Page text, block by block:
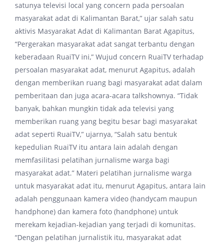
satunya televisi local yang concern pada persoalan
masyarakat adat di Kalimantan Barat,” ujar salah satu
aktivis Masyarakat Adat di Kalimantan Barat Agapitus,
“Pergerakan masyarakat adat sangat terbantu dengan
keberadaan RuaiTV ini,” Wujud concern RuaiTV terhadap
persoalan masyarakat adat, menurut Agapitus, adalah
dengan memberikan ruang bagi masyarakat adat dalam
pemberitaan dan juga acara-acara talkshownya. “Tidak
banyak, bahkan mungkin tidak ada televisi yang
memberikan ruang yang begitu besar bagi masyarakat
adat seperti RuaiTV,” ujarnya, “Salah satu bentuk
kepedulian RuaiTV itu antara lain adalah dengan
memfasilitasi pelatihan jurnalisme warga bagi
masyarakat adat.” Materi pelatihan jurnalisme warga
untuk masyarakat adat itu, menurut Agapitus, antara lain
adalah penggunaan kamera video (handycam maupun
handphone) dan kamera foto (handphone) untuk
merekam kejadian-kejadian yang terjadi di komunitas.
“Dengan pelatihan jurnalistik itu, masyarakat adat